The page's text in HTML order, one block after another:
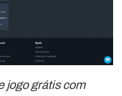
jogo grátis com